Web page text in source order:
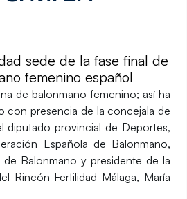
sede de la fase final de
femenino español
de balonmano femenino; así ha
con presencia de la concejala de
diputado provincial de Deportes,
Española de Balonmano,
Balonmano y presidente de la
Rincón Fertilidad Málaga, María